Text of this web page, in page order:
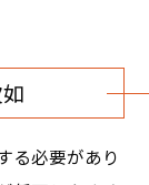
る必要があり